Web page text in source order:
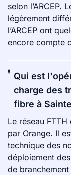
selon l’ARCEP.
légèrement
l’ARCEP ont
encore compte
Qui est
charge des
fibre à
Le réseau
par Orange. Il
technique des
déploiement
de